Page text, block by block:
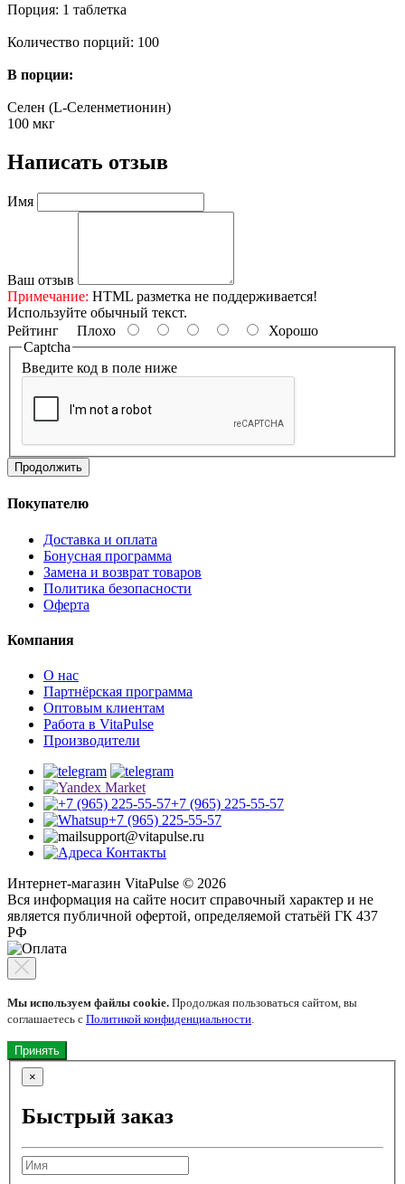
Порция: 1 таблетка
Количество порций: 100
В порции:
Селен (L-Селенметионин)
100 мкг
Написать отзыв
Имя
Ваш отзыв
Примечание: HTML разметка не поддерживается!
Используйте обычный текст.
Рейтинг Плохо
Хорошо
Captcha
Введите код в поле ниже
Продолжить
Покупателю
Доставка и оплата
Бонусная программа
Замена и возврат товаров
Политика безопасности
Оферта
Компания
О нас
Партнёрская программа
Оптовым клиентам
Работа в VitaPulse
Производители
+7 (965) 225-55-57
+7 (965) 225-55-57
support@vitapulse.ru
Контакты
Интернет-магазин VitaPulse © 2026
Вся информация на сайте носит справочный характер и не
является публичной офертой, определяемой статьёй ГК 437
РФ
Мы используем файлы cookie. Продолжая пользоваться сайтом, вы
соглашаетесь с Политикой конфиденциальности.
Принять
×
Быстрый заказ